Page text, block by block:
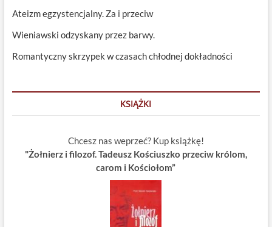
Ateizm egzystencjalny. Za i przeciw
Wieniawski odzyskany przez barwy.
Romantyczny skrzypek w czasach chłodnej dokładności
KSIĄŻKI
Chcesz nas weprzeć? Kup książkę!
"Żołnierz i filozof. Tadeusz Kościuszko przeciw królom,
carom i Kościołom”